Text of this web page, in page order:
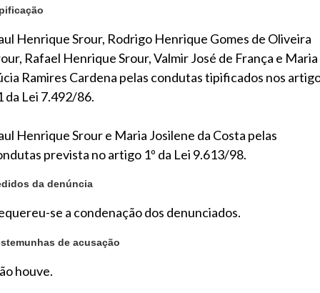
Henrique Srour, Rodrigo Henrique Gomes de Oliveira
Rafael Henrique Srour, Valmir José de França e Maria
Ramires Cardena pelas condutas tipificados nos
da Lei 7.492/86.
Henrique Srour e Maria Josilene da Costa pelas
prevista no artigo 1º da Lei 9.613/98.
da denúncia
se a condenação dos denunciados.
de acusação
houve.